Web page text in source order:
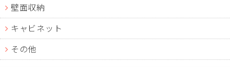
壁面収納
キャビネット
その他